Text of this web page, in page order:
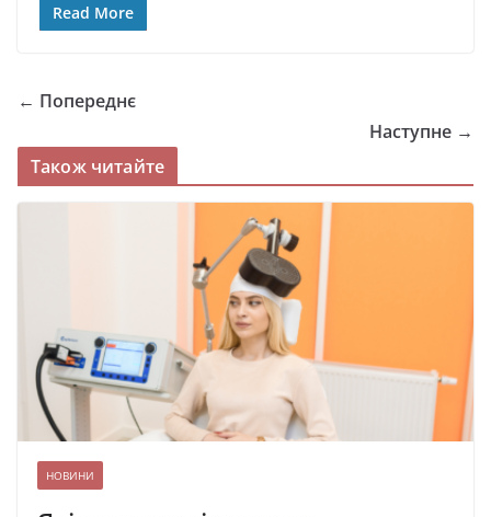
Read More
← Попереднє
Наступне →
Також читайте
НОВИНИ